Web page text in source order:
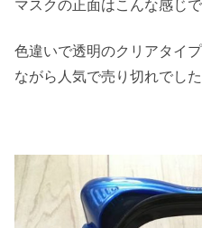
マスクの正面はこんな感じで
色違いで透明のクリアタイ
ながら人気で売り切れでした